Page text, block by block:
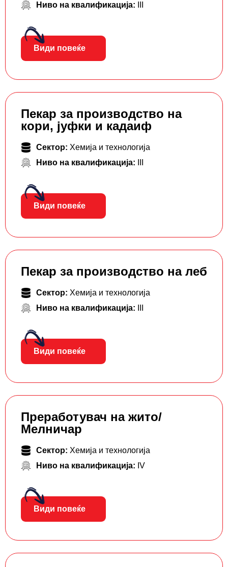
Ниво на квалификација:
Види повеќе
Пекар за производство на
кори, јуфки и кадаиф
Сектор: Хемија и технологија
Ниво на квалификација:
Види повеќе
Пекар за производство на леб
Сектор: Хемија и технологија
Ниво на квалификација:
Види повеќе
Преработувач на жито/
Мелничар
Сектор: Хемија и технологија
Ниво на квалификација: IV
Види повеќе